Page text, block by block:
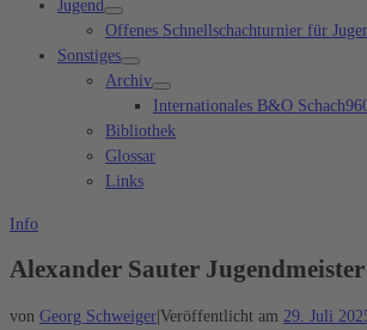
Jugend
Offenes Schnellschachturnier für
Sonstiges
Archiv
Internationales B&O
Bibliothek
Glossar
Links
Info
Alexander Sauter Jugendmeister
von Georg Schweiger|Veröffentlicht am 29. Juli